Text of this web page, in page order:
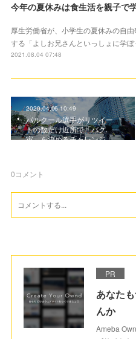
厚生労働省が、小学生の夏休みの自由
する「よしお兄さんといっしょに学ぼ
2021.08.04 07:48
2020.04.06 10:49
パルクール選手がリツイー
トの数だけ近所で「バク
宙」を決めるチャレンジ…
0コメント
PR
あなた
んか
Ameba